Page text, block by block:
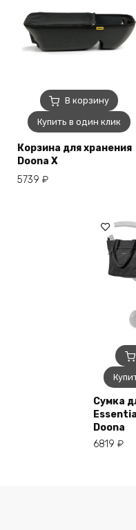
В корзину
Купить в один клик
Корзина для хранения
Doona X
5739 ₽
Сумка
Doona
6819 ₽